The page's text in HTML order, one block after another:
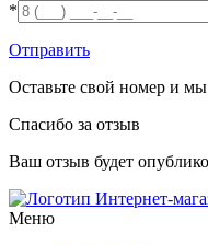
*
Отправить
Оставьте свой номер и
Спасибо за отзыв
Ваш отзыв будет
Интернет-
Меню